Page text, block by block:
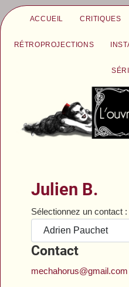
ACCUEIL CRITIQUES
RÉTROPROJECTIONS
Julien B.
Sélectionnez un contact :
Contact
mechahorus@gmail.com